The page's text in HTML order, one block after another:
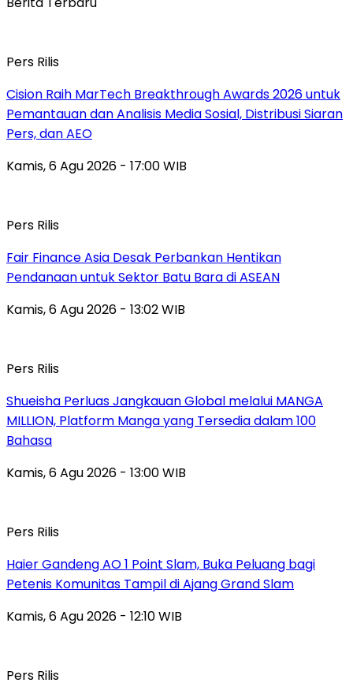
Pers Rilis
Cision Raih MarTech Breakthrough Awards 2026 untuk
Pemantauan dan Analisis Media Sosial, Distribusi Siaran
Pers, dan AEO
Kamis, 6 Agu 2026 - 17:00 WIB
Pers Rilis
Fair Finance Asia Desak Perbankan Hentikan
Pendanaan untuk Sektor Batu Bara di ASEAN
Kamis, 6 Agu 2026 - 13:02 WIB
Pers Rilis
Shueisha Perluas Jangkauan Global melalui MANGA
MILLION, Platform Manga yang Tersedia dalam 100
Bahasa
Kamis, 6 Agu 2026 - 13:00 WIB
Pers Rilis
Haier Gandeng AO 1 Point Slam, Buka Peluang bagi
Petenis Komunitas Tampil di Ajang Grand Slam
Kamis, 6 Agu 2026 - 12:10 WIB
Pers Rilis